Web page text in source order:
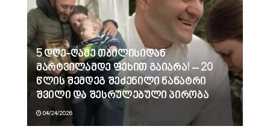
5 დღე-ღამე თბილისიდან
მარტვილამდე ფეხით გაიარა! – 20
წლის შემდეგ შეძენილი ნანატრი
შვილი და შესრულებული პირობა
04/24/2026